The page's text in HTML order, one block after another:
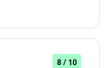
8 / 10